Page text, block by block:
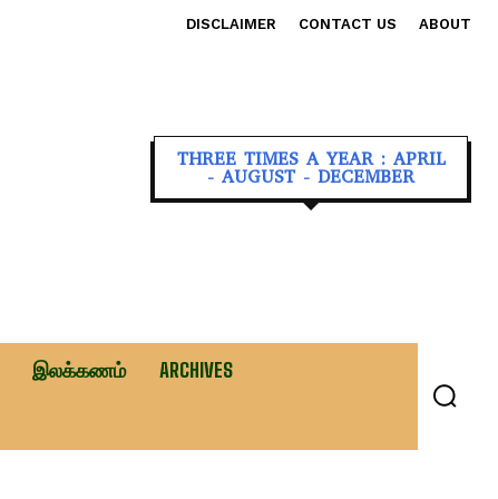
DISCLAIMER CONTACT US ABOUT
THREE TIMES A YEAR : APRIL
- AUGUST - DECEMBER
இலக்கணம் ARCHIVES